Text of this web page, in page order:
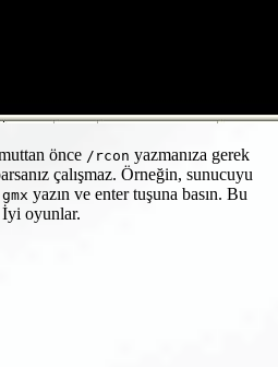
önce /rcon yazmanıza gerek
çalışmaz. Örneğin, sunucuyu
gmx yazın ve enter tuşuna basın. Bu
İyi oyunlar.